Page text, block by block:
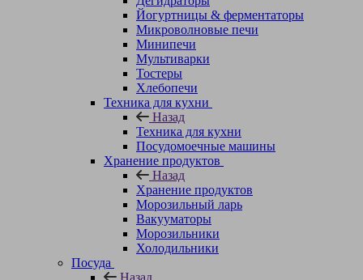
Йогуртницы & ферментаторы
Микроволновые печи
Минипечи
Мультиварки
Тостеры
Хлебопечи
Техника для кухни
Назад
Техника для кухни
Посудомоечные машины
Хранение продуктов
Назад
Хранение продуктов
Морозильный ларь
Вакууматоры
Морозильники
Холодильники
Посуда
Назад